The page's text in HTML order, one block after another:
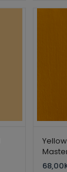
68,00